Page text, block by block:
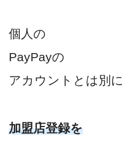
個人の
PayPayの
アカウントとは別に
加盟店登録を